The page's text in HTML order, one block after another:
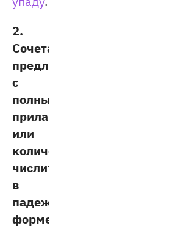
2.
Сочетания
предлога
с
полным
прилагательным
или
количественным
числительным
в
падежной
форме